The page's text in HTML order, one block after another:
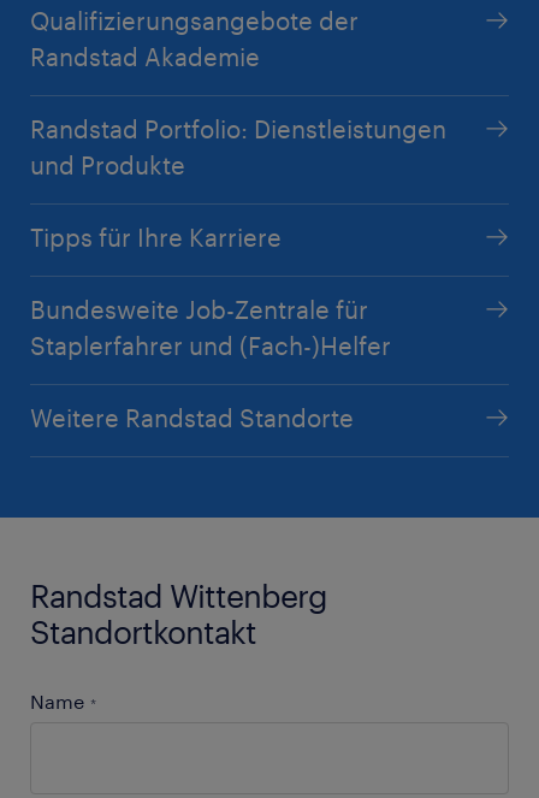
Qualifizierungsangebote der
Randstad Akademie
Randstad Portfolio: Dienstleistungen
und Produkte
Tipps für Ihre Karriere
Bundesweite Job-Zentrale für
Staplerfahrer und (Fach-)Helfer
Weitere Randstad Standorte
Randstad Wittenberg
Standortkontakt
Name *